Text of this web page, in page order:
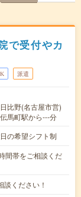
で受付やカ
派遣
比野(名古屋市営)
馬町駅から---分
の希望シフト制
間帯をご相談くだ
ください！